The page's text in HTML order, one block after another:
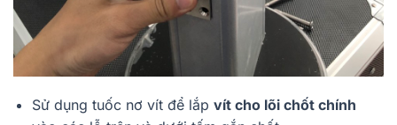
Sử dụng tuốc nơ vít để lắp vít cho lõi chốt chính